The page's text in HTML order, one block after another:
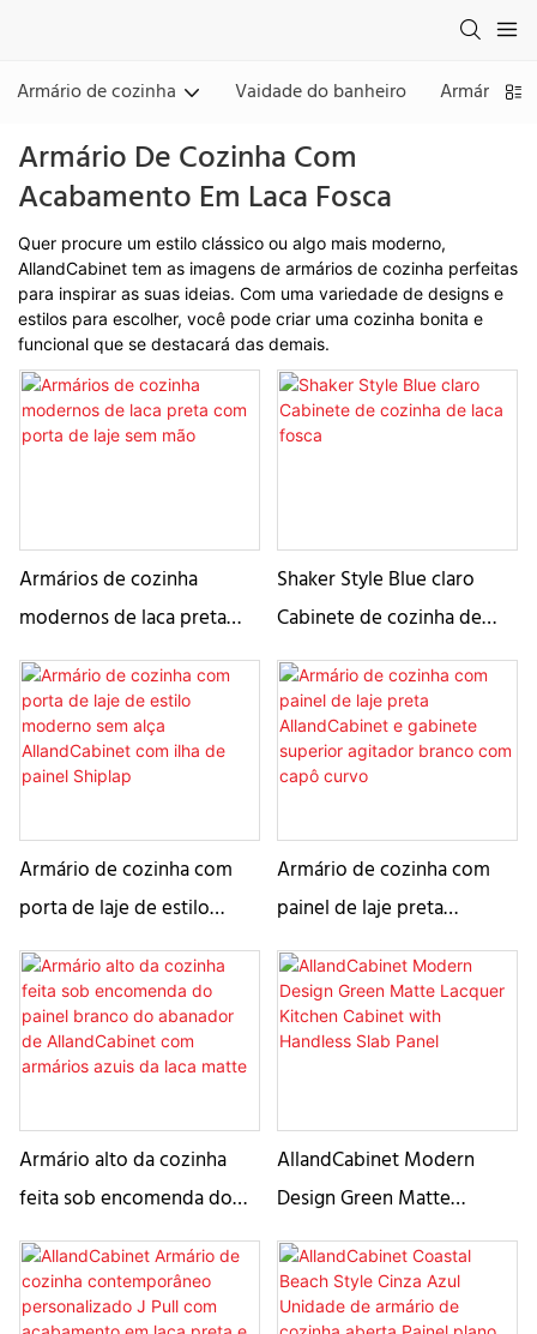
Armário de cozinha Vaidade do banheiro Armário &
Armário De Cozinha Com
Acabamento Em Laca Fosca
Quer procure um estilo clássico ou algo mais moderno,
AllandCabinet tem as imagens de armários de cozinha perfeitas
para inspirar as suas ideias. Com uma variedade de designs e
estilos para escolher, você pode criar uma cozinha bonita e
funcional que se destacará das demais.
Armários de cozinha
modernos de laca preta
com porta de laje sem mão
Shaker Style Blue claro
Cabinete de cozinha de
laca fosca
Armário de cozinha com
porta de laje de estilo
moderno sem alça
AllandCabinet com ilha de
painel Shiplap
Armário de cozinha com
painel de laje preta
AllandCabinet e gabinete
superior agitador branco
com capô curvo
Armário alto da cozinha
feita sob encomenda do
painel branco do abanador
de AllandCabinet com
armários azuis da laca
AllandCabinet Modern
Design Green Matte
Lacquer Kitchen Cabinet
with Handless Slab Panel